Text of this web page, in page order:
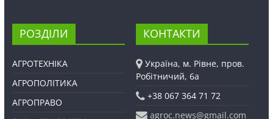
РОЗДІЛИ
АГРОТЕХНІКА
АГРОПОЛІТИКА
АГРОПРАВО
КОНТАКТИ
Україна, м. Рівне, пров.
Робітничий, 6а
+38 067 364 71 72
agroc.news@gmail.com